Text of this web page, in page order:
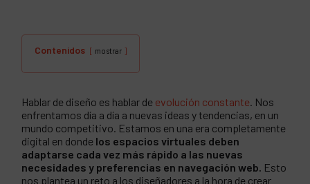
Contenidos mostrar
Hablar de diseño es hablar de evolución constante. Nos
enfrentamos día a día a nuevas ideas y tendencias, en un
mundo competitivo. Estamos en una era completamente
digital en donde los espacios virtuales deben
adaptarse cada vez más rápido a las nuevas
necesidades y preferencias en navegación web. Esto
nos plantea un reto a los diseñadores a la hora de crear